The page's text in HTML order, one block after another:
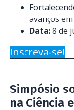
avanços
Data:8 de
Inscreva-se!
Simpósio
na Ciência